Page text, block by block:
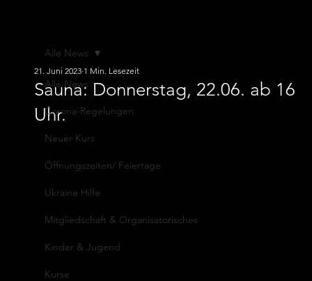
1845 e.V.
Alle News
Corona-Regelungen
Neuer Kurs
Öffnungszeiten/ Feiertage
Ukraine Hilfe
Mitgliedschaft & Organisatorisches
Kinder & Jugend
Kurse
Alle News
Sauna: Donnerstag, 22.06. ab 16
Uhr.
21. Juni 2023 1 Min. Lesezeit